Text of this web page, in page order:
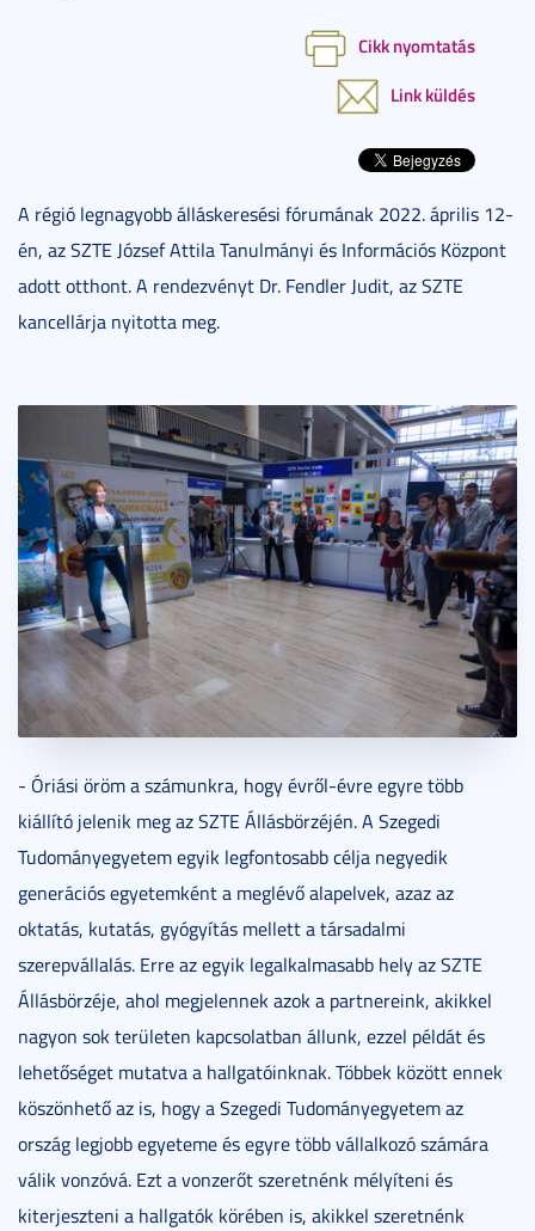
Cikk nyomtatás
Link küldés
A régió legnagyobb álláskeresési fórumának 2022. április 12-
én, az SZTE József Attila Tanulmányi és Információs Központ
adott otthont. A rendezvényt Dr. Fendler Judit, az SZTE
kancellárja nyitotta meg.
- Óriási öröm a számunkra, hogy évről-évre egyre több
kiállító jelenik meg az SZTE Állásbörzéjén. A Szegedi
Tudományegyetem egyik legfontosabb célja negyedik
generációs egyetemként a meglévő alapelvek, azaz az
oktatás, kutatás, gyógyítás mellett a társadalmi
szerepvállalás. Erre az egyik legalkalmasabb hely az SZTE
Állásbörzéje, ahol megjelennek azok a partnereink, akikkel
nagyon sok területen kapcsolatban állunk, ezzel példát és
lehetőséget mutatva a hallgatóinknak. Többek között ennek
köszönhető az is, hogy a Szegedi Tudományegyetem az
ország legjobb egyeteme és egyre több vállalkozó számára
válik vonzóvá. Ezt a vonzerőt szeretnénk mélyíteni és
kiterjeszteni a hallgatók körében is, akikkel szeretnénk